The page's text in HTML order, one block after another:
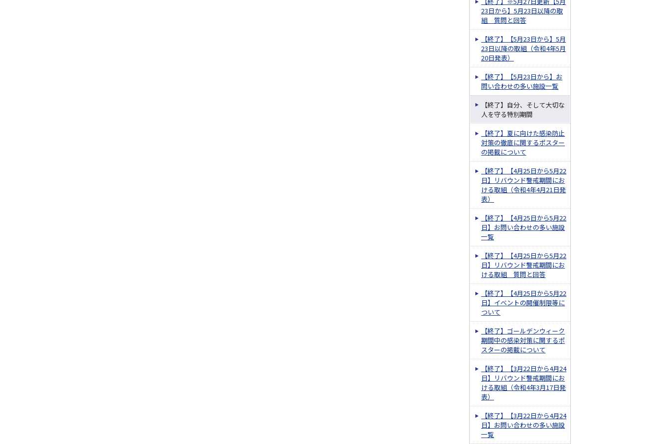
23日から】5月23日以降の取
組 質問と回答
【終了】【5月23日から】5月
23日以降の取組（令和4年5月
20日発表）
【終了】【5月23日から】お
問い合わせの多い施設一覧
【終了】自分、そして大切な
人を守る特別期間
【終了】夏に向けた感染防止
対策の徹底に関するポスター
の掲載について
【終了】【4月25日から5月22
日】リバウンド警戒期間にお
ける取組（令和4年4月21日発
表）
【終了】【4月25日から5月22
日】お問い合わせの多い施設
一覧
【終了】【4月25日から5月22
日】リバウンド警戒期間にお
ける取組 質問と回答
【終了】【4月25日から5月22
日】イベントの開催制限等に
ついて
【終了】ゴールデンウィーク
期間中の感染対策に関するポ
スターの掲載について
【終了】【3月22日から4月24
日】リバウンド警戒期間にお
ける取組（令和4年3月17日発
表）
【終了】【3月22日から4月24
日】お問い合わせの多い施設
一覧